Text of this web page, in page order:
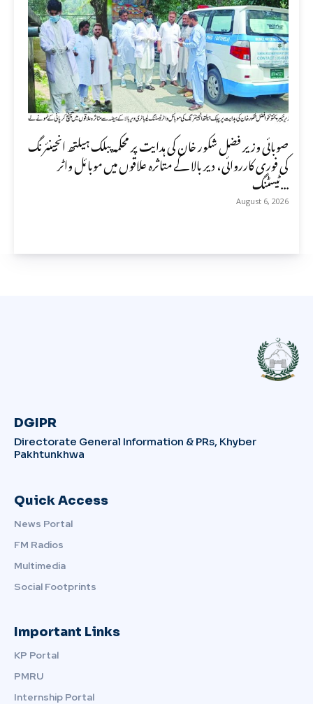
صوبائی وزیر فضل شکور خان کی ہدایت پر محکمہ پبلک ہیلتھ انجینئرنگ
کی فوری کارروائی، دیر بالا کے متاثرہ علاقوں میں موبائل واٹر
ٹیسٹنگ...
August 6, 2026
DGIPR
Directorate General Information & PRs, Khyber
Pakhtunkhwa
Quick Access
News Portal
FM Radios
Multimedia
Social Footprints
Important Links
KP Portal
PMRU
Internship Portal